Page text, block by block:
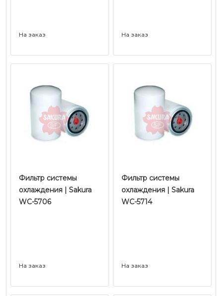
На заказ На заказ
Фильтр системы
охлаждения | Sakura
WC-5706
На заказ
Фильтр системы
охлаждения | Sakura
WC-5714
На заказ